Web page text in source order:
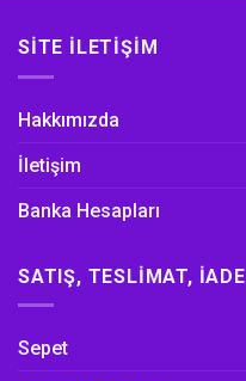
SITE İLETIŞIM
Hakkımızda
İletişim
Banka Hesapları
SATIŞ, TESLIMAT, İADE
Sepet